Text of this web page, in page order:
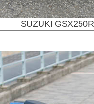
SUZUKI GSX250R